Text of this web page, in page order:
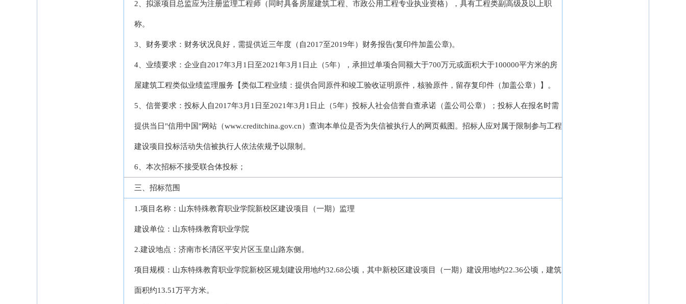
2、拟派项目总监应为注册监理工程师（同时具备房屋建筑工程、市政公用工程专业执业资格），具有工程类副高级及以上职
称。
3、财务要求：财务状况良好，需提供近三年度（自2017至2019年）财务报告(复印件加盖公章)。
4、业绩要求：企业自2017年3月1日至2021年3月1日止（5年），承担过单项合同额大于700万元或面积大于100000平方米的房
屋建筑工程类似业绩监理服务【类似工程业绩：提供合同原件和竣工验收证明原件，核验原件，留存复印件（加盖公章）】。
5、信誉要求：投标人自2017年3月1日至2021年3月1日止（5年）投标人社会信誉自查承诺（盖公司公章）；投标人在报名时需
提供当日"信用中国"网站（www.creditchina.gov.cn）查询本单位是否为失信被执行人的网页截图。招标人应对属于限制参与工程
建设项目投标活动失信被执行人依法依规予以限制。
6、本次招标不接受联合体投标；
三、招标范围
1.项目名称：山东特殊教育职业学院新校区建设项目（一期）监理
建设单位：山东特殊教育职业学院
2.建设地点：济南市长清区平安片区玉皇山路东侧。
项目规模：山东特殊教育职业学院新校区规划建设用地约32.68公顷，其中新校区建设项目（一期）建设用地约22.36公顷，建筑
面积约13.51万平方米。